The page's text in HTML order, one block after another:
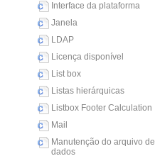
Interface da plataforma
Janela
LDAP
Licença disponível
List box
Listas hierárquicas
Listbox Footer Calculation
Mail
Manutenção do arquivo de
dados